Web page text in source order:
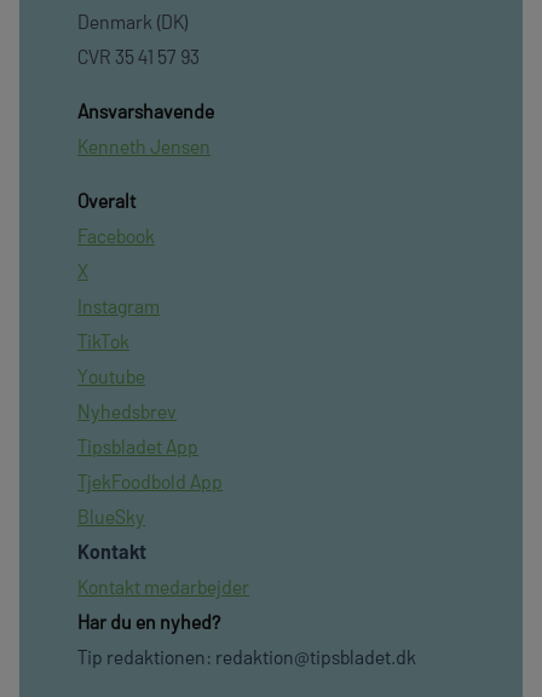
Denmark (DK)
CVR 35 41 57 93
Ansvarshavende
Kenneth Jensen
Overalt
Facebook
X
Instagram
TikTok
Youtube
Nyhedsbrev
Tipsbladet App
TjekFoodbold App
BlueSky
Kontakt
Kontakt medarbejder
Har du en nyhed?
Tip redaktionen: redaktion@tipsbladet.dk